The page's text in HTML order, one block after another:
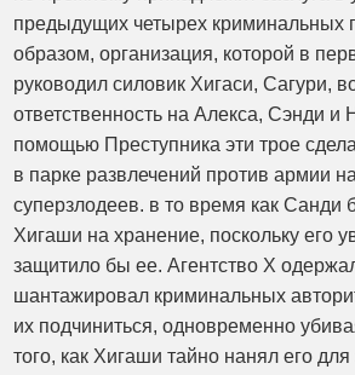
предыдущих четырех криминальных
образом, организация, которой в
руководил силовик Хигаси, Сагури,
ответственность на Алекса, Сэнди и
помощью Преступника эти трое
в парке развлечений против армии
суперзлодеев. в то время как Санди
Хигаши на хранение, поскольку его
защитило бы ее. Агентство X
шантажировал криминальных
их подчиниться, одновременно
того, как Хигаши тайно нанял его